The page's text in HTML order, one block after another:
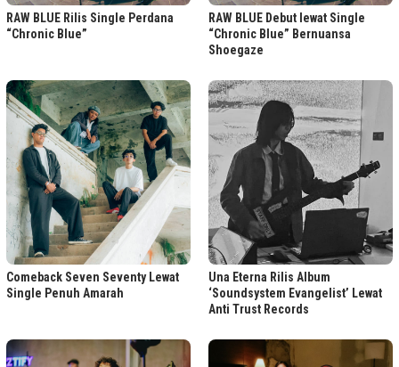
RAW BLUE Rilis Single Perdana
“Chronic Blue”
RAW BLUE Debut lewat Single
“Chronic Blue” Bernuansa
Shoegaze
Comeback Seven Seventy Lewat
Single Penuh Amarah
Una Eterna Rilis Album
‘Soundsystem Evangelist’ Lewat
Anti Trust Records